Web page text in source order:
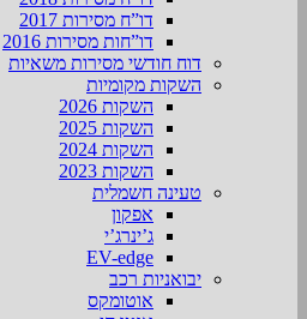
דו”ח מסירות 2017
דו”חות מסירות 2016
דוח חודשי מסירות משאיות
השקות מקומיות
השקות 2026
השקות 2025
השקות 2024
השקות 2023
טעינה חשמלית
אפקון
ג’ינרג’י
EV-edge
יבואניות רכב
אוטומקס